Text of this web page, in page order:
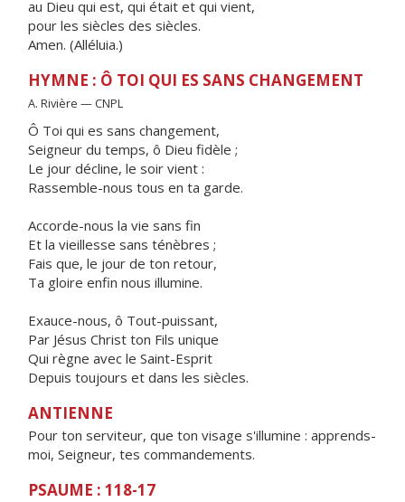
au Dieu qui est, qui était et qui vient,
pour les siècles des siècles.
Amen. (Alléluia.)
HYMNE : Ô TOI QUI ES SANS CHANGEMENT
A. Rivière — CNPL
Ô Toi qui es sans changement,
Seigneur du temps, ô Dieu fidèle ;
Le jour décline, le soir vient :
Rassemble-nous tous en ta garde.
Accorde-nous la vie sans fin
Et la vieillesse sans ténèbres ;
Fais que, le jour de ton retour,
Ta gloire enfin nous illumine.
Exauce-nous, ô Tout-puissant,
Par Jésus Christ ton Fils unique
Qui règne avec le Saint-Esprit
Depuis toujours et dans les siècles.
ANTIENNE
Pour ton serviteur, que ton visage s'illumine : apprends-
moi, Seigneur, tes commandements.
PSAUME : 118-17